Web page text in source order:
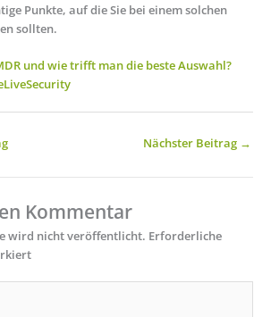
Punkte, auf die Sie bei einem solchen
sollten.
und wie trifft man die beste Auswahl?
Nächster Beitrag →
Kommentar
wird nicht veröffentlicht. Erforderliche